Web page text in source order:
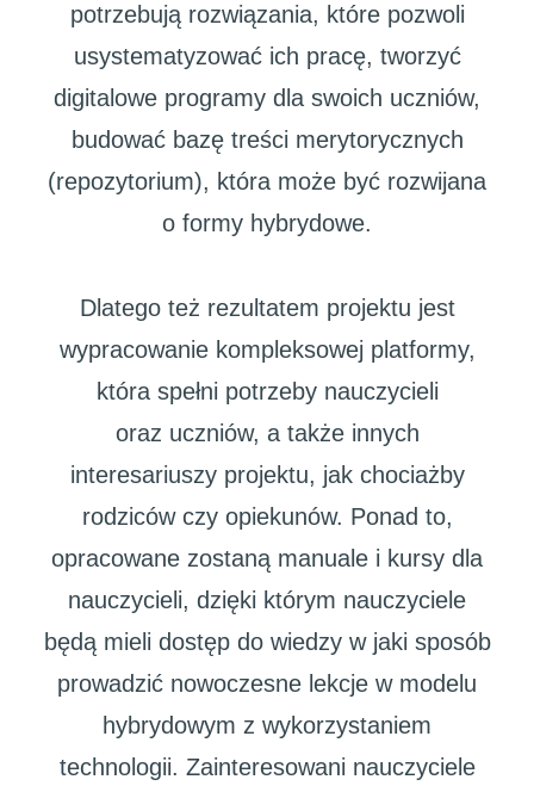
potrzebują rozwiązania, które pozwoli
usystematyzować ich pracę, tworzyć
digitalowe programy dla swoich uczniów,
budować bazę treści merytorycznych
(repozytorium), która może być rozwijana
o formy hybrydowe.
Dlatego też rezultatem projektu jest
wypracowanie kompleksowej platformy,
która spełni potrzeby nauczycieli
oraz uczniów, a także innych
interesariuszy projektu, jak chociażby
rodziców czy opiekunów. Ponad to,
opracowane zostaną manuale i kursy dla
nauczycieli, dzięki którym nauczyciele
będą mieli dostęp do wiedzy w jaki sposób
prowadzić nowoczesne lekcje w modelu
hybrydowym z wykorzystaniem
technologii. Zainteresowani nauczyciele